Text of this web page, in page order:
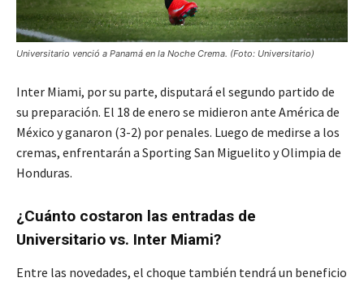
Universitario venció a Panamá en la Noche Crema. (Foto: Universitario)
Inter Miami, por su parte, disputará el segundo partido de
su preparación. El 18 de enero se midieron ante América de
México y ganaron (3-2) por penales. Luego de medirse a los
cremas, enfrentarán a Sporting San Miguelito y Olimpia de
Honduras.
¿Cuánto costaron las entradas de
Universitario vs. Inter Miami?
Entre las novedades, el choque también tendrá un beneficio